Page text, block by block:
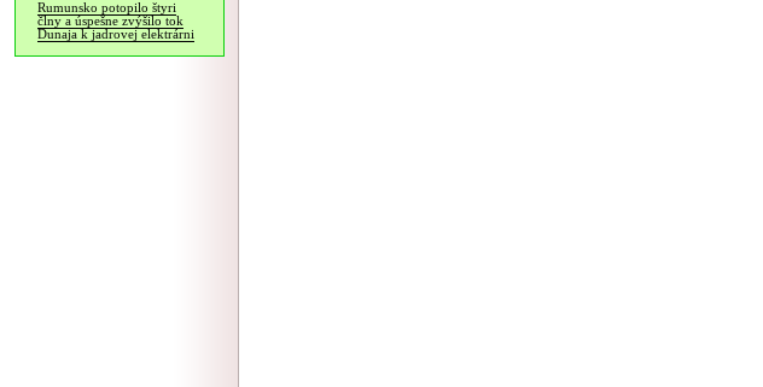
Rumunsko potopilo štyri
člny a úspešne zvýšilo tok
Dunaja k jadrovej elektrárni